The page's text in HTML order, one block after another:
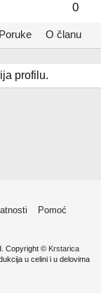
0
Poruke O članu
profilu.
Pomoć
Copyright © Krstarica
u celini i u delovima